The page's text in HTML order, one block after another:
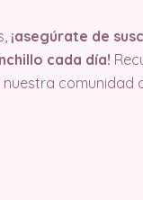
¡asegúrate de
cada día!
nuestra comunidad